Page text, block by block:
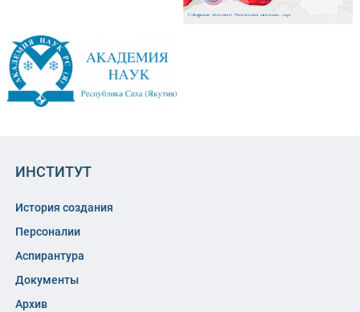
ИНСТИТУТ
История создания
Персоналии
Аспирантура
Документы
Архив